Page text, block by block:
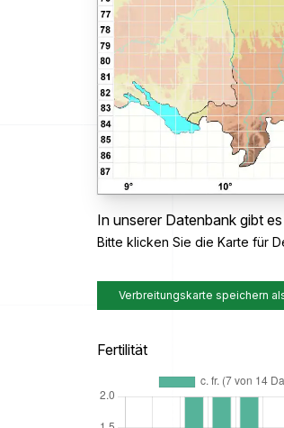
In unserer Datenbank gibt
Bitte klicken Sie die Karte für
Verbreitungskarte speichern
Fertilität